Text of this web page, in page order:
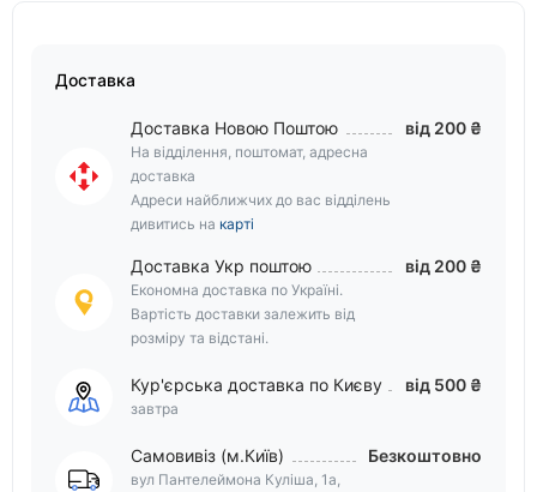
Доставка
Доставка Новою Поштою
На відділення, поштомат, адресна
доставка
Адреси найближчих до вас відділень
дивитись на карті
від 200 ₴
Доставка Укр поштою
Економна доставка по Україні.
Вартість доставки залежить від
розміру та відстані.
від 200 ₴
Кур'єрська доставка по Києву
завтра
від 500 ₴
Самовивіз (м.Київ)
вул Пантелеймона Куліша, 1а,
Безкоштовно